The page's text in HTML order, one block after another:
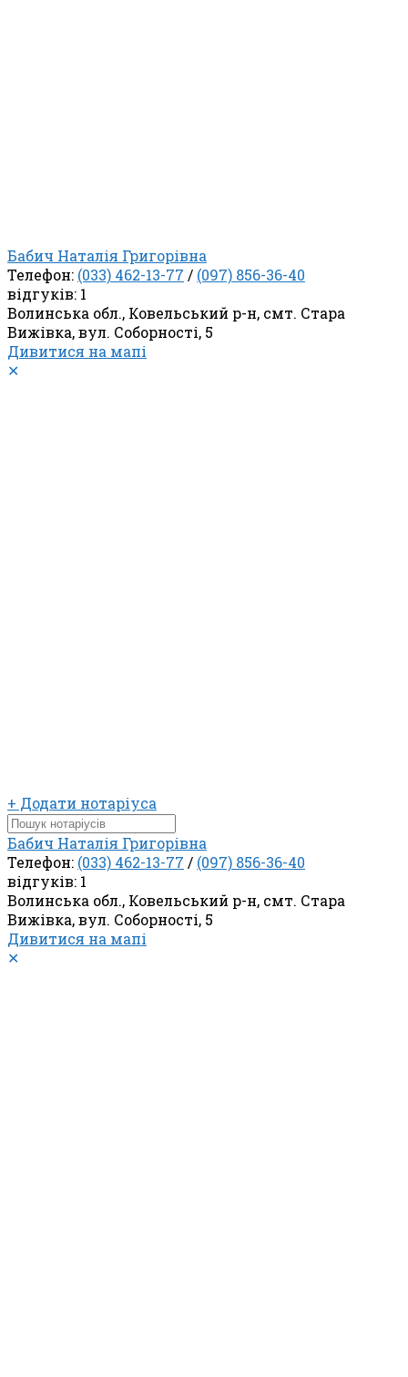
Бабич Наталія Григорівна
Телефон: (033) 462-13-77 / (097) 856-36-40
відгуків: 1
Волинська обл., Ковельський р-н, смт. Стара
Вижівка, вул. Соборності, 5
Дивитися на мапі
✕
+ Додати нотаріуса
Бабич Наталія Григорівна
Телефон: (033) 462-13-77 / (097) 856-36-40
відгуків: 1
Волинська обл., Ковельський р-н, смт. Стара
Вижівка, вул. Соборності, 5
Дивитися на мапі
✕